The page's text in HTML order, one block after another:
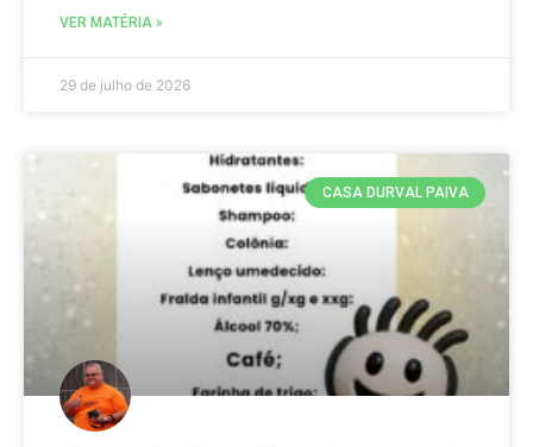
VER MATÉRIA »
29 de julho de 2026
CASA DURVAL PAIVA